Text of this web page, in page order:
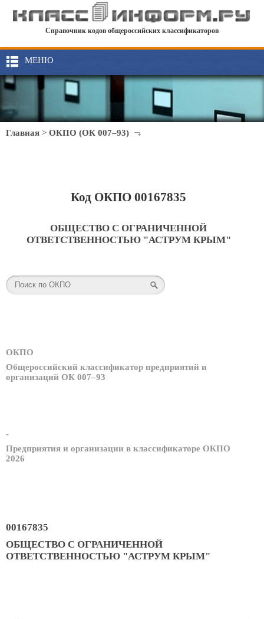
Справочник кодов общероссийских классификаторов
МЕНЮ
Главная > ОКПО (ОК 007–93)
Код ОКПО 00167835
ОБЩЕСТВО С ОГРАНИЧЕННОЙ
ОТВЕТСТВЕННОСТЬЮ "АСТРУМ КРЫМ"
ОКПО
Общероссийский классификатор предприятий и
организаций ОК 007–93
-
Предприятия и организации в классификаторе ОКПО
2026
00167835
ОБЩЕСТВО С ОГРАНИЧЕННОЙ
ОТВЕТСТВЕННОСТЬЮ "АСТРУМ КРЫМ"